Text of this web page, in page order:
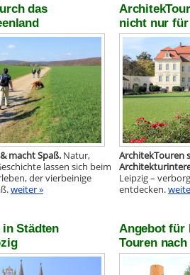
das
macht Spaß. Natur,
lassen sich beim
der vierbeinige
weiter »
nicht nur
ArchitekTouren
Leipzig –
entdecken.
Städten
Angebot für
Touren